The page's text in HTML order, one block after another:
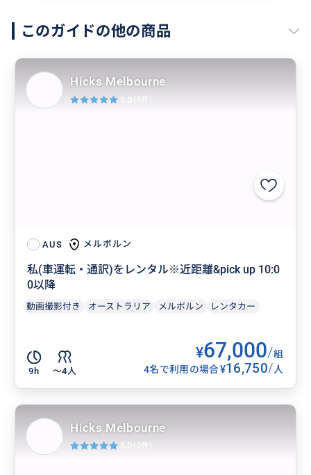
このガイドの他の商品
AUS メルボルン
私(車運転・通訳)をレンタル※近距離&pick up 10:0
0以降
動画撮影付き オーストラリア メルボルン レンタカー
9h 〜4人
¥67,000/組
4名で利用の場合¥16,750/人
Hicks Melbourne
5.0 (5件)
Hicks Melbourne
5.0 (5件)